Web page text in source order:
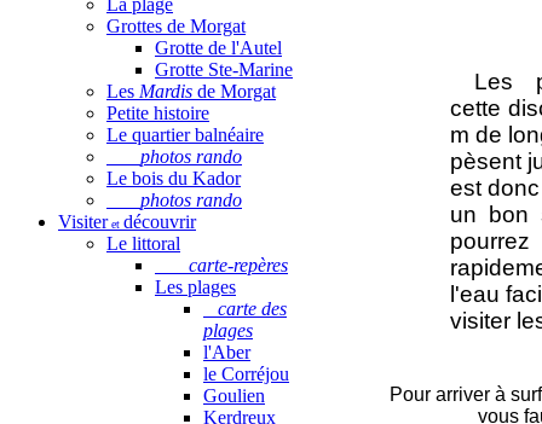
La plage
Grottes de Morgat
Grotte de l'Autel
Grotte Ste-Marine
Les Mardis de Morgat
Petite histoire
Le quartier balnéaire
photos rando
Le bois du Kador
photos rando
Visiteret découvrir
Le littoral
carte-repères
Les plages
carte des
plages
l'Aber
le Corréjou
Goulien
Kerdreux
Les
cette
m de
pèsent
est
un bon
l'eau
visiter
Pour arriver à
vous